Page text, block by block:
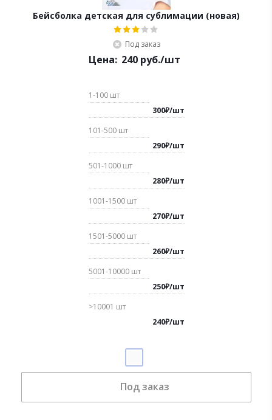
Бейсболка детская для сублимации (новая)
Под заказ
Цена: 240руб./шт
1-100 шт
300₽/шт
101-500 шт
290₽/шт
501-1000 шт
280₽/шт
1001-1500 шт
270₽/шт
1501-5000 шт
260₽/шт
5001-10000 шт
250₽/шт
>10001 шт
240₽/шт
Под заказ